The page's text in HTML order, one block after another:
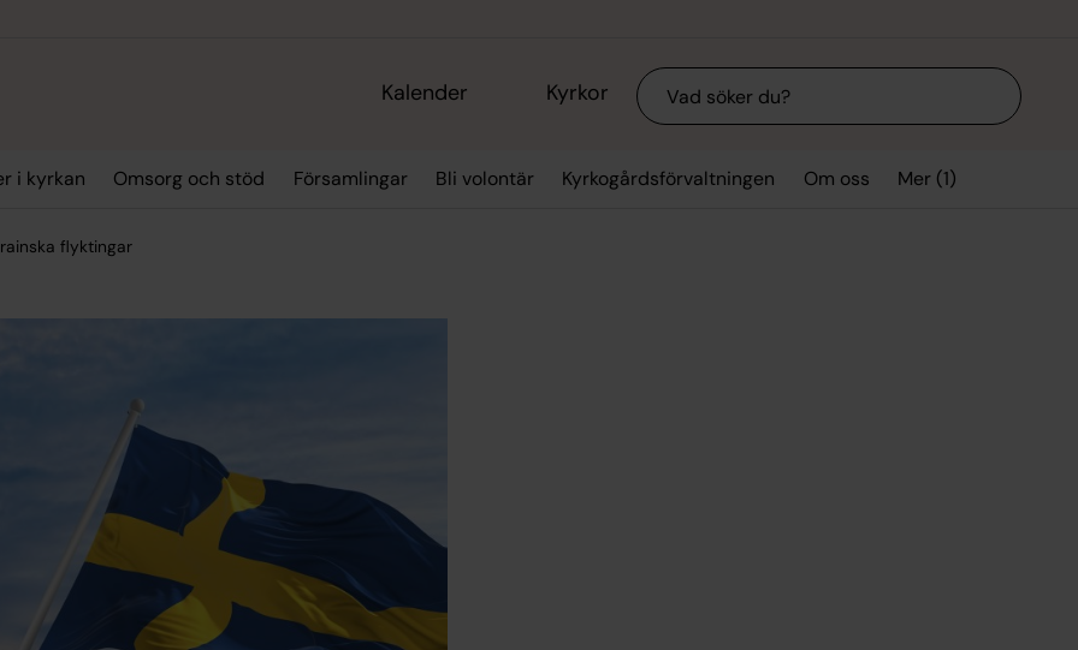
Kalender Kyrkor Sök
i kyrkan Omsorg och stöd Församlingar Bli volontär Kyrkogårdsförvaltningen Om oss Mer (1)
flyktingar